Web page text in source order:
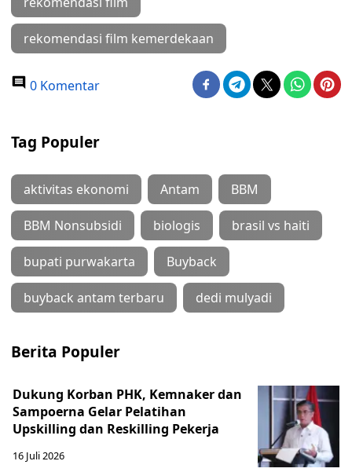
rekomendasi film kemerdekaan
0 Komentar
Tag Populer
aktivitas ekonomi Antam BBM
BBM Nonsubsidi biologis brasil vs haiti
bupati purwakarta Buyback
buyback antam terbaru dedi mulyadi
Berita Populer
Dukung Korban PHK, Kemnaker dan
Sampoerna Gelar Pelatihan
Upskilling dan Reskilling Pekerja
16 Juli 2026